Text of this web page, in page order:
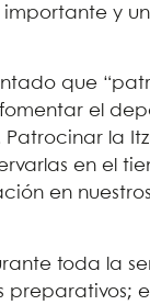
importante y
que
el
la
en el
en
toda la
preparativos;